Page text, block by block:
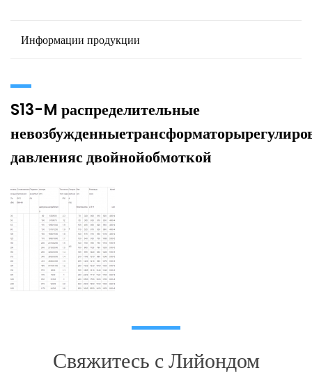
Информации продукции
S13-M распределительные
давленияс двойнойобмоткой
Свяжитесь с Лийондом